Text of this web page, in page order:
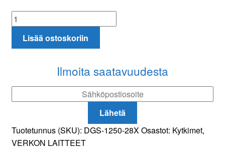
D-
Link
DGS-
älykytkin
Lisää ostoskoriin
Ilmoita saatavuudesta
Lähetä
Tuotetunnus (SKU): DGS-1250-28XOsastot: Kytkimet,
VERKON LAITTEET